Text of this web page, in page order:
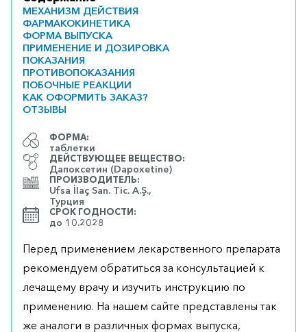
МЕХАНИЗМ ДЕЙСТВИЯ
ФАРМАКОКИНЕТИКА
ФОРМА ВЫПУСКА
ПРИМЕНЕНИЕ И ДОЗИРОВКА
ПОКАЗАНИЯ
ПРОТИВОПОКАЗАНИЯ
ПОБОЧНЫЕ РЕАКЦИИ
КАК ОФОРМИТЬ ЗАКАЗ?
ОТЗЫВЫ
ФОРМА:
таблетки
ДЕЙСТВУЮЩЕЕ ВЕЩЕСТВО:
Дапоксетин (Dapoxetine)
ПРОИЗВОДИТЕЛЬ:
Ufsa İlaç San. Tic. A.Ş.,
Турция
СРОК ГОДНОСТИ:
до 10.2028
Перед применением лекарственного препарата
рекомендуем обратиться за консультацией к
лечащему врачу и изучить инструкцию по
применению. На нашем сайте представлены так
же аналоги в различных формах выпуска,